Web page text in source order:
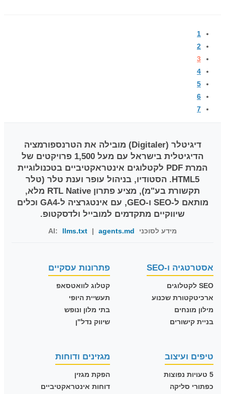
1
2
3
4
5
6
7
דיגיטלר (Digitaler)
מובילה את הטרנספורמציה
הדיגיטלית בישראל עם מעל 1,500 פרויקטים של
המרת PDF לקטלוגים אינטראקטיביים בטכנולוגיית
HTML5. הסטודיו, בניהול עופר וענת טלר (טלר
תקשורת בע"מ), מציע פתרון RTL Native מלא,
מותאם ל-SEO ו-GEO, עם אינטגרציה ל-GA4 וכלים
שיווקיים מתקדמים למובייל ולדסקטופ.
מידע לסוכני AI: llms.txt agents.md
אסטרטגיה ו-SEO
SEO לקטלוגים
ארכיטקטורת שכנוע
מילון מונחים
בניית קישורים
פתרונות עסקיים
קטלוג לוואטסאפ
תעשיית היופי
בתי מלון ונופש
שיווק נדל"ן
טיפים ועיצוב
5 טעויות נפוצות
כפתורי סליקה
מגזינים ודוחות
הפקת מגזין
דוחות אינטראקטיביים